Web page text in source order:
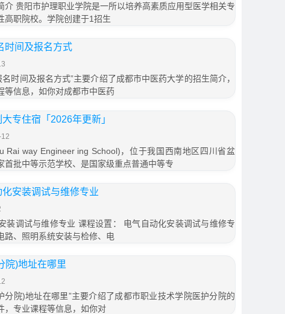
介 贵阳市护理职业学院是一所以培养高素质应用型医学相关专
高职院校。学院创建于1招生
时间及报名方式
时间及报名方式”主要介绍了成都市中医药大学的招生简介，
等信息，如你对成都市中医药
专住宿「2026年更新」
Rai way Engineer ing School)，位于我国西南地区四川省盆
首批中等示范学校、是国家级重点普通中等专
安装调试与维修专业
装调试与维修专业 课程设置： 电气自动化安装调试与维修专
路、照明系统安装与检修、电
院)地址在哪里
分院)地址在哪里”主要介绍了成都市职业技术学院医护分院的
，专业课程等信息，如你对